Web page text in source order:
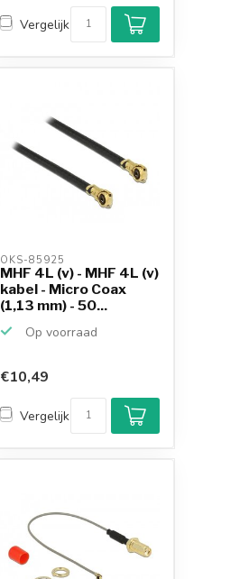
Vergelijk
OKS-85925
MHF 4L (v) - MHF 4L (v)
kabel - Micro Coax
(1,13 mm) - 50...
Op voorraad
Klantenbeoordeling
9,2/10
Achteraf betalen
mogelijk
€10,49
Vergelijk